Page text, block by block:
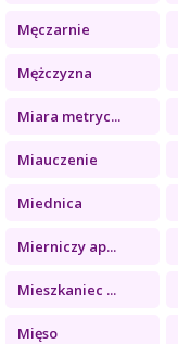
Męczarnie
Mężczyzna
Miara metryc...
Miauczenie
Miednica
Mierniczy ap...
Mieszkaniec ...
Mięso